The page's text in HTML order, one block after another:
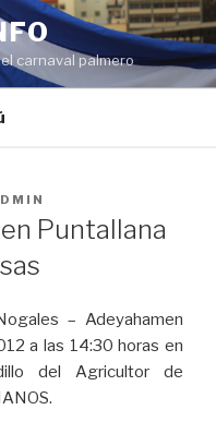
carnaval palmero
Puntallana
– Adeyahamen
a las 14:30 horas en
del Agricultor de